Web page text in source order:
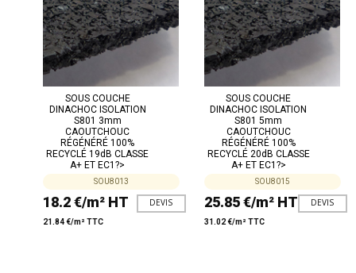
SOUS COUCHE
DINACHOC ISOLATION
S801 3mm
CAOUTCHOUC
RÉGÉNÉRÉ 100%
RECYCLÉ 19dB CLASSE
A+ ET EC1?>
SOU8013
18.2 €/m² HT
21.84 €/m² TTC
DEVIS
SOUS COUCHE
DINACHOC ISOLATION
S801 5mm
CAOUTCHOUC
RÉGÉNÉRÉ 100%
RECYCLÉ 20dB CLASSE
A+ ET EC1?>
SOU8015
25.85 €/m² HT
31.02 €/m² TTC
DEVIS